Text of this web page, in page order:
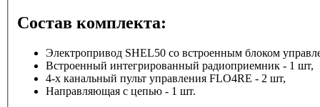
Состав комплекта:
Электропривод SHEL50 со встроенным блоком
Встроенный интегрированный радиоприемник - 1 шт,
4-х канальный пульт управления FLO4RE - 2 шт,
Направляющая с цепью - 1 шт.